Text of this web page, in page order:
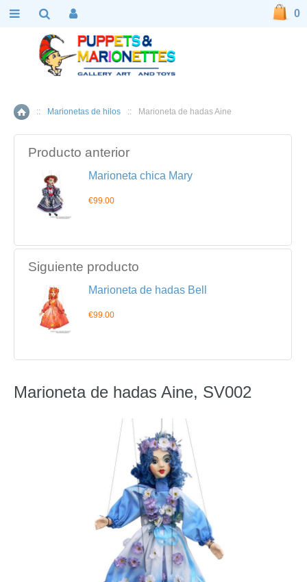
Inicio
:: Marionetas de hilos :: Marioneta de hadas Aine
Producto anterior
Marioneta chica Mary
€99.00
Siguiente producto
Marioneta de hadas Bell
€99.00
Marioneta de hadas Aine, SV002
0